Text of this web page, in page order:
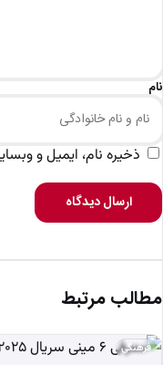
نام
ذخیره نام، ایمیل و
ارسال دیدگاه
مطالب مرتبط
فرهنگی